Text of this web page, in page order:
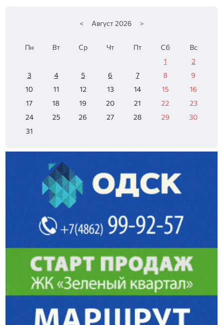
< Август 2026 >
Пн Вт Ср Чт Пт Сб
Вс
1
2
3
4 5 6 7 8
9
10
11 12 13 14 15
16
17
18 19 20 21 22
23
24
25 26 27 28 29
30
31